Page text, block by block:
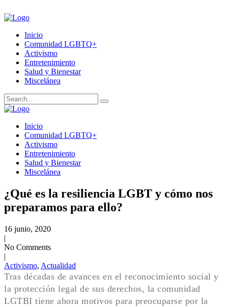
Inicio
Comunidad LGBTQ+
Activismo
Entretenimiento
Salud y Bienestar
Miscelánea
Inicio
Comunidad LGBTQ+
Activismo
Entretenimiento
Salud y Bienestar
Miscelánea
¿Qué es la resiliencia LGBT y cómo nos
preparamos para ello?
16 junio, 2020
|
No Comments
|
Activismo, Actualidad
Tras décadas de avances en el reconocimiento social y
la protección legal de sus derechos, la comunidad
LGTBI tiene ahora motivos para preocuparse por la